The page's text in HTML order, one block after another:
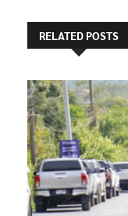
RELATED POSTS